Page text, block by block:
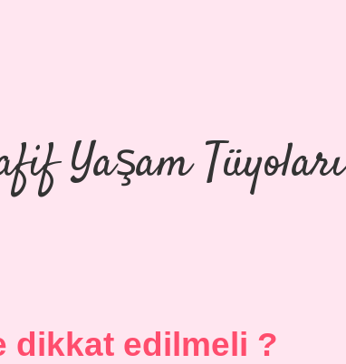
Yaşam Tüyoları
dikkat edilmeli ?